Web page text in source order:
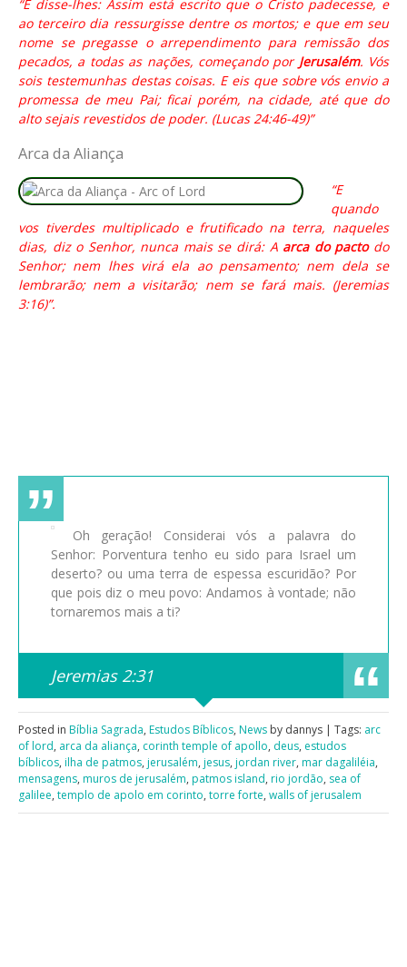
“E disse-lhes: Assim está escrito que o Cristo padecesse, e
ao terceiro dia ressurgisse dentre os mortos; e que em seu
nome se pregasse o arrependimento para remissão dos
pecados, a todas as nações, começando por Jerusalém. Vós
sois testemunhas destas coisas. E eis que sobre vós envio a
promessa de meu Pai; ficai porém, na cidade, até que do
alto sejais revestidos de poder. (Lucas 24:46-49)”
Arca da Aliança
“E
quando
vos tiverdes multiplicado e frutificado na terra, naqueles
dias, diz o Senhor, nunca mais se dirá: A arca do pactodo
Senhor; nem lhes virá ela ao pensamento; nem dela se
lembrarão; nem a visitarão; nem se fará mais. (Jeremias
3:16)”.
Oh geração! Considerai vós a palavra do
Senhor: Porventura tenho eu sido para Israel um
deserto? ou uma terra de espessa escuridão? Por
que pois diz o meu povo: Andamos à vontade; não
tornaremos mais a ti?
Jeremias 2:31
Posted in Bíblia Sagrada, Estudos Bíblicos, News by dannys | Tags: arc
of lord, arca da aliança, corinth temple of apollo, deus, estudos
bíblicos, ilha de patmos, jerusalém, jesus, jordan river, mar dagaliléia,
mensagens, muros de jerusalém, patmos island, rio jordão, sea of
galilee, templo de apolo em corinto, torre forte, walls of jerusalem